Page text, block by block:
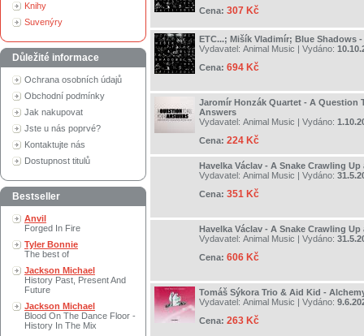
Knihy
Suvenýry
Důležité informace
Ochrana osobních údajů
Obchodní podmínky
Jak nakupovat
Jste u nás poprvé?
Kontaktujte nás
Dostupnost titulů
Bestseller
Anvil
Forged In Fire
Tyler Bonnie
The best of
Jackson Michael
History Past, Present And
Future
Jackson Michael
Blood On The Dance Floor -
History In The Mix
Cena: 307 Kč
ETC...; Mišík Vladimír; Blue Shadows -
Vydavatel: Animal Music | Vydáno:
Cena: 694 Kč
Jaromír Honzák Quartet - A Question
Answers
Vydavatel: Animal Music | Vydáno:
Cena: 224 Kč
Havelka Václav - A Snake Crawling
Vydavatel: Animal Music | Vydáno:
Cena: 351 Kč
Havelka Václav - A Snake Crawling
Vydavatel: Animal Music | Vydáno:
Cena: 606 Kč
Tomáš Sýkora Trio & Aid Kid -
Vydavatel: Animal Music | Vydáno:
Cena: 263 Kč